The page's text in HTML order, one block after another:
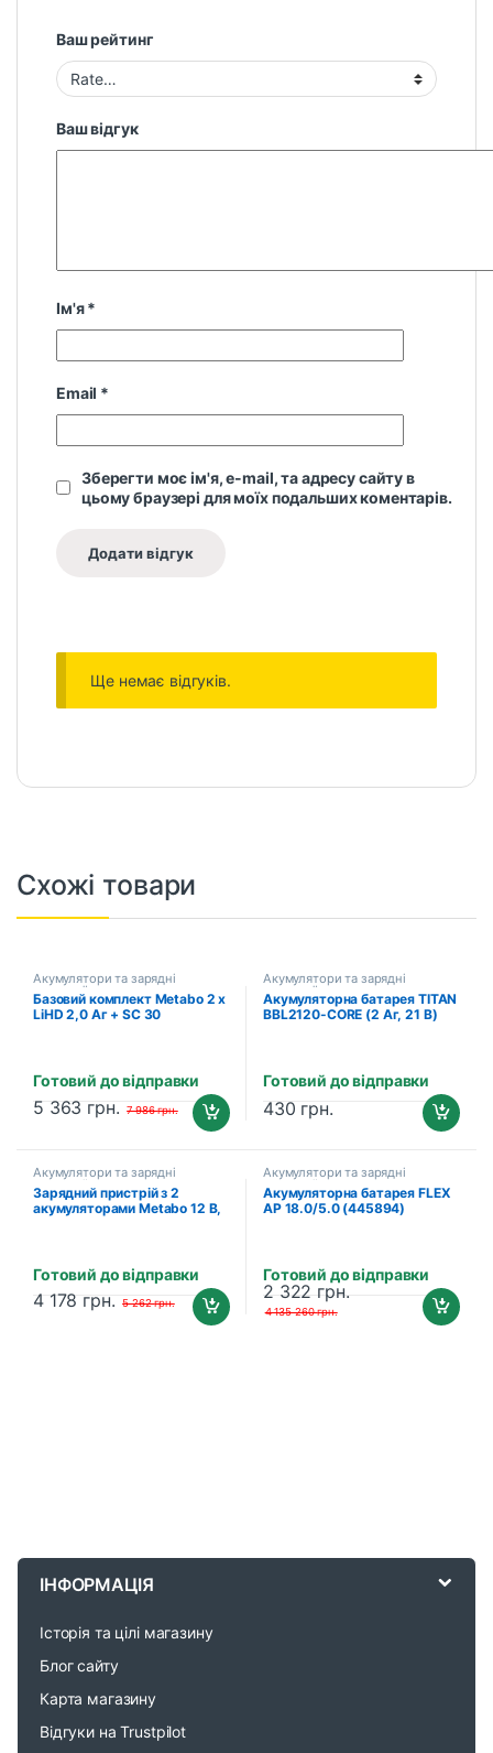
Ваш рейтинг
Ваш відгук
Ім'я*
Email *
Зберегти моє ім'я, e-mail, та адресу сайту в
цьому браузері для моїх подальших коментарів.
Ще немає відгуків.
Схожі товари
Акумулятори та зарядні
пристрої
Базовий комплект Metabo 2 х
LiHD 2,0 Аг + SC 30
Готовий до відправки
5 363 грн. 7 986грн.
Акумулятори та зарядні
пристрої
Акумуляторна батарея TITAN
BBL2120-CORE (2 Аг, 21 В)
Готовий до відправки
430 грн.
Акумулятори та зарядні
пристрої
Зарядний пристрій з 2
акумуляторами Metabo 12 В,
Готовий до відправки
4 178 грн. 5 262грн.
Акумулятори та зарядні
пристрої
Акумуляторна батарея FLEX
AP 18.0/5.0 (445894)
Готовий до відправки
2 322 грн.
4 135 260грн.
ІНФОРМАЦІЯ
Історія та цілі магазину
Блог сайту
Карта магазину
Відгуки на Trustpilot